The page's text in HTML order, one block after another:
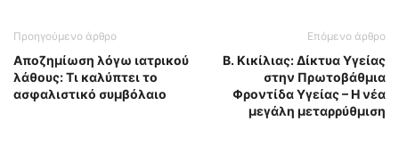
Προηγούμενο άρθρο
Αποζημίωση λόγω ιατρικού
λάθους: Τι καλύπτει το
ασφαλιστικό συμβόλαιο
Επόμενο άρθρο
Β. Κικίλιας: Δίκτυα Υγείας
στην Πρωτοβάθμια
Φροντίδα Υγείας – Η νέα
μεγάλη μεταρρύθμιση